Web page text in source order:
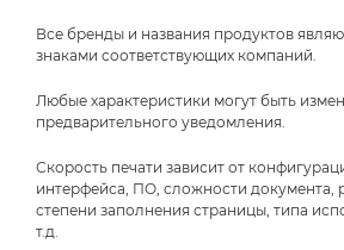
Все бренды и названия продуктов
знаками соответствующих компаний.
Любые характеристики могут быть
предварительного уведомления.
Скорость печати зависит от
интерфейса, ПО, сложности документа,
степени заполнения страницы, типа
т.д.